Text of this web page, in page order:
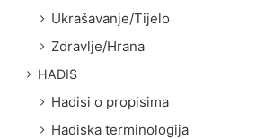
Ukrašavanje/Tijelo
Zdravlje/Hrana
HADIS
Hadisi o propisima
Hadiska terminologija